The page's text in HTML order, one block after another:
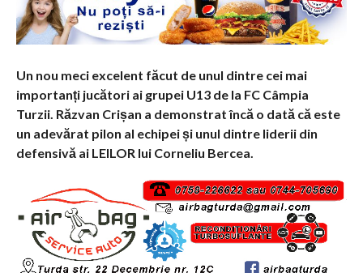
Un nou meci excelent făcut de unul dintre cei mai
importanți jucători ai grupei U13 de la FC Câmpia
Turzii. Răzvan Crișan a demonstrat încă o dată că este
un adevărat pilon al echipei și unul dintre liderii din
defensivă ai LEILOR lui Corneliu Bercea.